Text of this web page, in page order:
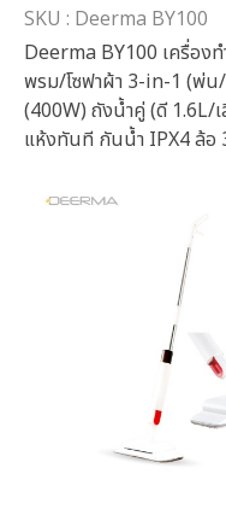
SKU : Deerma BY100
Deerma BY100 เครื่องท
พรม/โซฟาผ้า 3-in-1 (พ่น
(400W) ถังน้ำคู่ (ดี 1.6L/
แห้งทันที กันน้ำ IPX4 ล้อ